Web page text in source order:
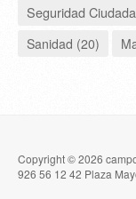
Seguridad
Sanidad (20)
Copyright © 2026
926 56 12 42 Plaza